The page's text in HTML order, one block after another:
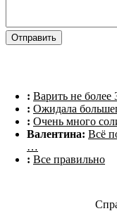
: Варить не более
: Ожидала
: Очень много
Валентина: Всё
…
: Все правильно